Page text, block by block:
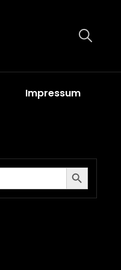
Impressum
Search Button